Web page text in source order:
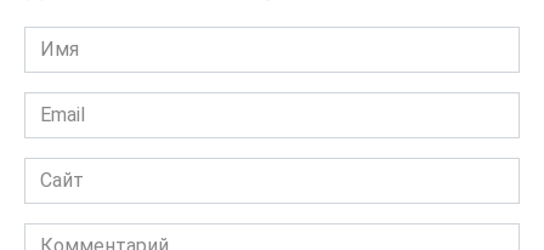
Имя
*
Email
*
Сайт
Комментарий